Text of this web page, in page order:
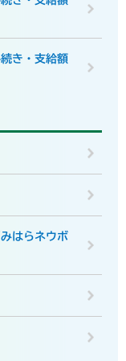
き・支給額
はらネウボ